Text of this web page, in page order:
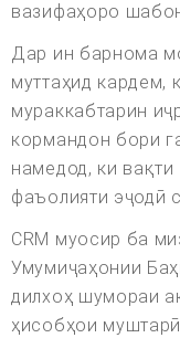
вазифаҳоро
Дар ин барнома
муттаҳид кардем,
мураккабтарин
кормандон бори
намедод, ки
фаъолияти эҷодӣ
CRM муосир ба
Умумиҷаҳонии
дилхоҳ шумораи
ҳисобҳои